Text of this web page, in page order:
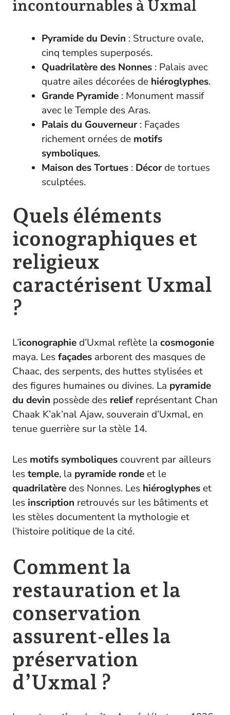
incontournables à Uxmal
Pyramide du Devin : Structure ovale,
cinq temples superposés.
Quadrilatère des Nonnes : Palais avec
quatre ailes décorées de hiéroglyphes.
Grande Pyramide : Monument massif
avec le Temple des Aras.
Palais du Gouverneur: Façades
richement ornées de motifs
symboliques.
Maison des Tortues : Décorde tortues
sculptées.
Quels éléments
iconographiques et
religieux
caractérisent Uxmal
?
L’iconographie d’Uxmal reflète la cosmogonie
maya. Lesfaçades arborent des masques de
Chaac, des serpents, des huttes stylisées et
des figures humaines ou divines. La pyramide
du devin possède des reliefreprésentant Chan
Chaak K’ak’nal Ajaw, souverain d’Uxmal, en
tenue guerrière sur la stèle 14.
Les motifs symboliques couvrent par ailleurs
lestemple, la pyramide ronde et le
quadrilatère des Nonnes. Les hiéroglyphes et
les inscription retrouvés sur les bâtiments et
les stèles documentent la mythologie et
l’histoire politique de la cité.
Comment la
restauration et la
conservation
assurent-elles la
préservation
d’Uxmal ?